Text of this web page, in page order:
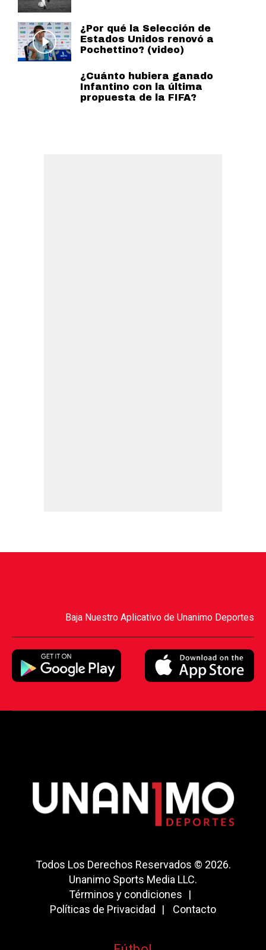
¿Por qué la Selección de
Estados Unidos renovó a
Pochettino? (video)
¿Cuánto hubiera ganado
Infantino con la última
propuesta de la FIFA?
Baja Nuestro Aplicativo de Unanimo Deportes
Todos Los Derechos Reservados © 2026.
Unanimo Sports Media LLC.
Términos y condiciones
Políticas de Privacidad
Contacto